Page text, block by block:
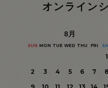
オンライン
8月
SUN MON TUE WED THU FRI
1
2
3 4 5 6 7
8